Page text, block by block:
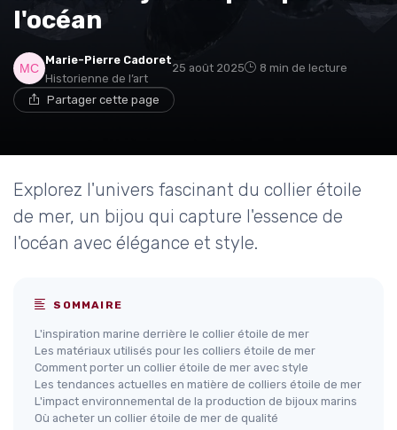
l'océan
Marie-Pierre Cadoret
Historienne de l’art
25 août 2025 8 min de lecture
Partager cette page
Explorez l'univers fascinant du collier étoile
de mer, un bijou qui capture l'essence de
l'océan avec élégance et style.
SOMMAIRE
L'inspiration marine derrière le collier étoile de mer
Les matériaux utilisés pour les colliers étoile de mer
Comment porter un collier étoile de mer avec style
Les tendances actuelles en matière de colliers étoile de mer
L'impact environnemental de la production de bijoux marins
Où acheter un collier étoile de mer de qualité